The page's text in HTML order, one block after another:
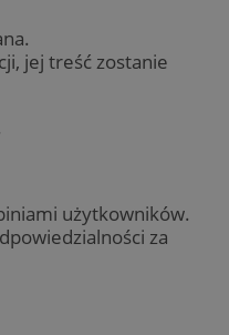
jej treść zostanie
użytkowników.
za